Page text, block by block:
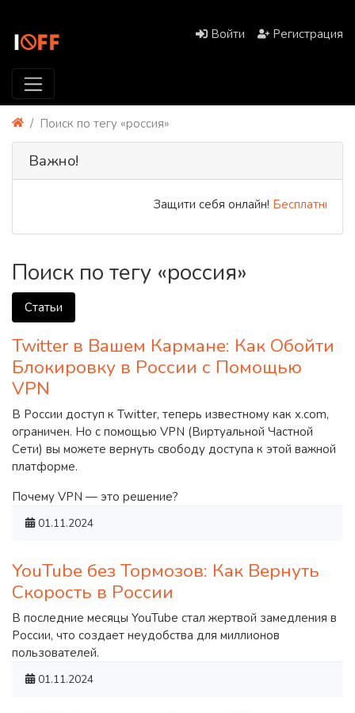
Войти Регистрация
Поиск по тегу «россия»
Важно!
Защити себя онлайн!Бесплатный
Поиск по тегу «россия»
Статьи
Twitter в Вашем Кармане: Как Обойти
Блокировку в России с Помощью
VPN
В России доступ к Twitter, теперь известному как x.com,
ограничен. Но с помощью VPN (Виртуальной Частной
Сети) вы можете вернуть свободу доступа к этой важной
платформе.
Почему VPN — это решение?
01.11.2024
YouTube без Тормозов: Как Вернуть
Скорость в России
В последние месяцы YouTube стал жертвой замедления в
России, что создает неудобства для миллионов
пользователей.
01.11.2024